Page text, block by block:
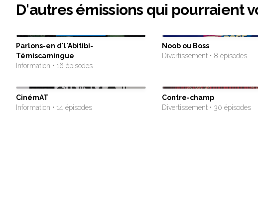
D'autres émissions qui pourraient
Parlons-en d'l'Abitibi-
Témiscamingue
Information • 16 épisodes
Noob ou Boss
Divertissement • 8 épisodes
CinémAT
Information • 14 épisodes
Contre-champ
Divertissement • 30 épisodes